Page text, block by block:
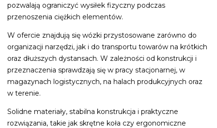
pozwalają ograniczyć wysiłek fizyczny podczas
przenoszenia ciężkich elementów.
W ofercie znajdują się wózki przystosowane zarówno do
organizacji narzędzi, jak i do transportu towarów na krótkich
oraz dłuższych dystansach. W zależności od konstrukcji i
przeznaczenia sprawdzają się w pracy stacjonarnej, w
magazynach logistycznych, na halach produkcyjnych oraz
w terenie.
Solidne materiały, stabilna konstrukcja i praktyczne
rozwiązania, takie jak skrętne koła czy ergonomiczne